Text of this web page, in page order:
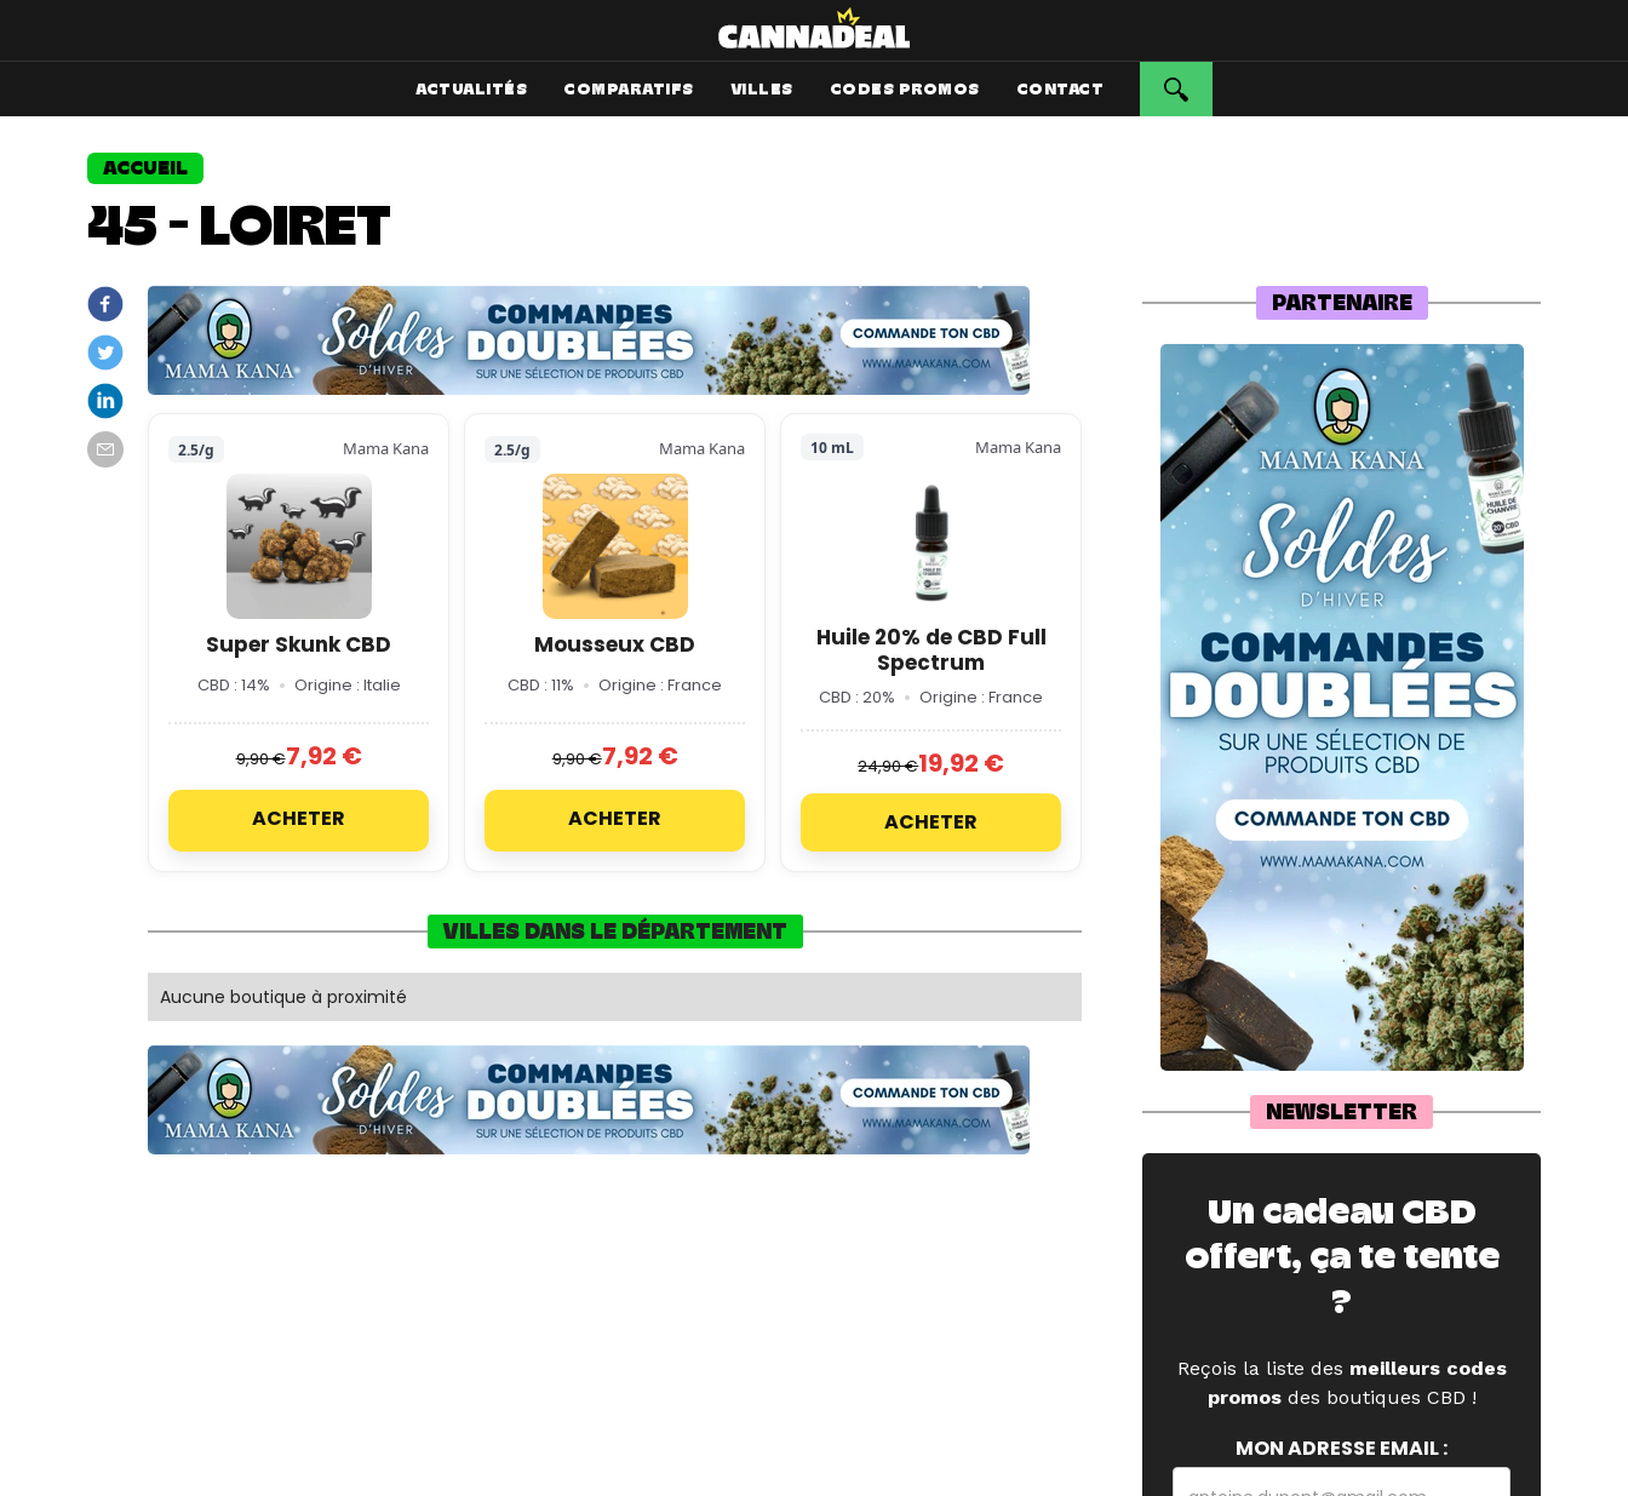
ACTUALITÉS COMPARATIFS VILLES CODES PROMOS CONTACT
ACCUEIL
45 - LOIRET
2.5/g Mama Kana
Super Skunk CBD
CBD : 14% Origine : Italie
9,90 €7,92 €
ACHETER
2.5/g Mama Kana
Mousseux CBD
CBD : 11% Origine : France
9,90 €7,92 €
ACHETER
10 mL Mama Kana
Huile 20% de CBD Full
Spectrum
CBD : 20% Origine : France
24,90 €19,92 €
ACHETER
VILLES DANS LE DÉPARTEMENT
Aucune boutique à proximité
PARTENAIRE
NEWSLETTER
Un cadeau CBD
offert, ça te tente
?
Reçois la liste des meilleurs codes
promosdes boutiques CBD !
MON ADRESSE EMAIL :